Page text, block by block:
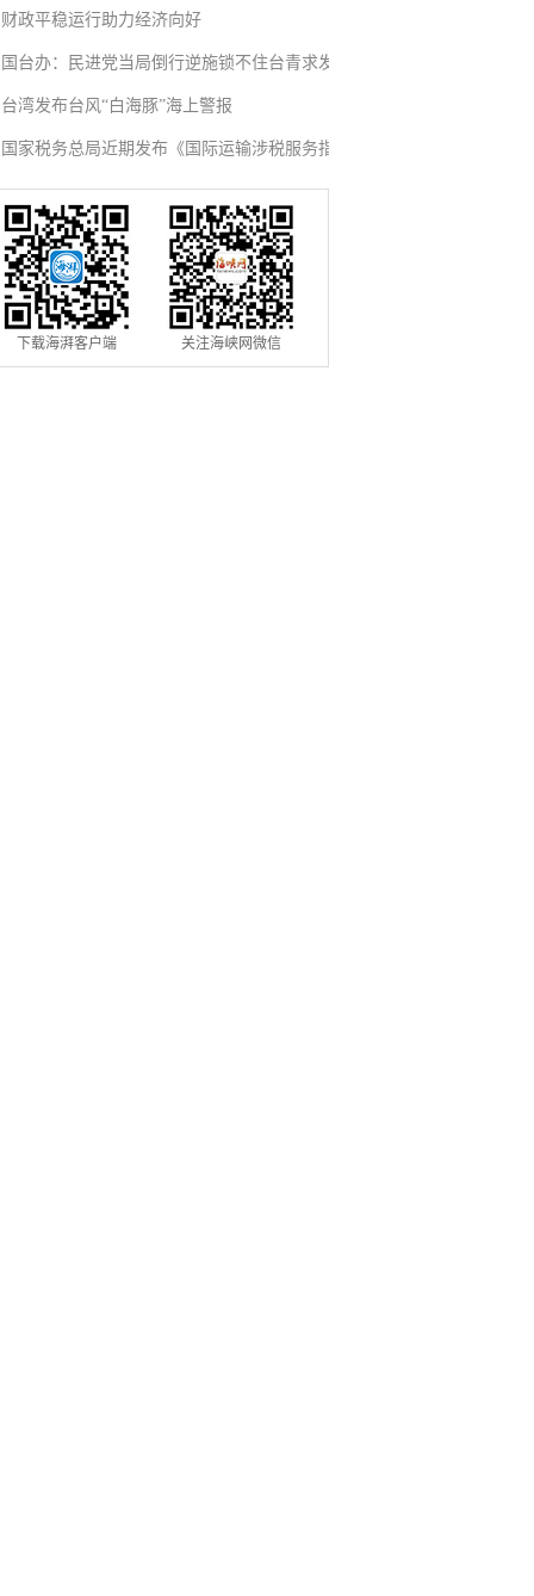
填报
财政平稳运行助力经济向好
国台办：民进党当局倒行逆施锁不住台青求发
展的心
台湾发布台风“白海豚”海上警报
国家税务总局近期发布《国际运输涉税服务指
引》
下载海湃客户端 关注海峡网微信